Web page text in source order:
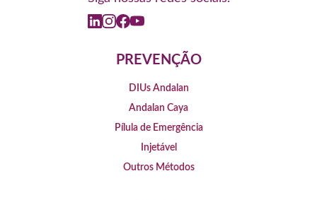
PREVENÇÃO
DIUs Andalan
Andalan Caya
Pílula de Emergência
Injetável
Outros Métodos